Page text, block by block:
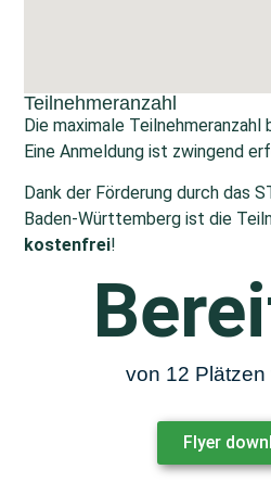
Teilnehmeranzahl
Die maximale
Eine Anmeldung ist zwingend
Dank der Förderung durch das
Baden-Württemberg ist die
kostenfrei!
von 12 Plätzen
Flyer